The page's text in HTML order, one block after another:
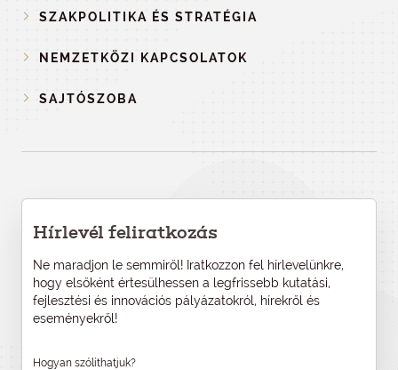
SZAKPOLITIKA ÉS STRATÉGIA
NEMZETKÖZI KAPCSOLATOK
SAJTÓSZOBA
Hírlevél feliratkozás
Ne maradjon le semmiről! Iratkozzon fel hírlevelünkre,
hogy elsőként értesülhessen a legfrissebb kutatási,
fejlesztési és innovációs pályázatokról, hírekről és
eseményekről!
Hogyan szólíthatjuk?